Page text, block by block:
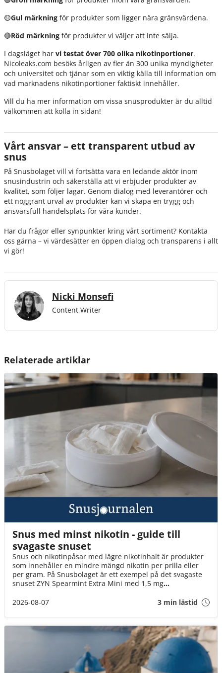
🟡Gul märkning för produkter som ligger nära gränsvärdena.
🔴Röd märkning för produkter vi väljer att inte sälja.
I dagsläget har vi testat över 700 olika nikotinportioner.
Nicoleaks.com besöks årligen av fler än 300 unika myndigheter
och universitet och tjänar som en viktig källa till information om
vad marknadens nikotinportioner faktiskt innehåller.
Vill du ha mer information om vissa snusprodukter är du alltid
välkommen att kolla in sidan!
Vårt ansvar – ett transparent utbud av
snus
På Snusbolaget vill vi fortsätta vara en ledande aktör inom
snusindustrin och säkerställa att vi erbjuder produkter av
kvalitet, som följer lagar. Genom dialog med leverantörer och
ett noggrant urval av produkter kan vi skapa en trygg och
ansvarsfull handelsplats för våra kunder.
Har du frågor eller synpunkter kring vårt sortiment? Kontakta
oss gärna – vi värdesätter en öppen dialog och transparens i allt
vi gör!
Nicki Monsefi
Content Writer
Relaterade artiklar
Snus med minst nikotin - guide till
svagaste snuset
Snus och nikotinpåsar med lägre nikotinhalt är produkter
som innehåller en mindre mängd nikotin per prilla eller
per gram. På Snusbolaget är ett exempel på det svagaste
snuset ZYN Spearmint Extra Mini med 1,5 mg
nikotinhalt mäts, hur olika nivåer brukar jämföras och vad
snus.
2026-08-07 3 min lästid